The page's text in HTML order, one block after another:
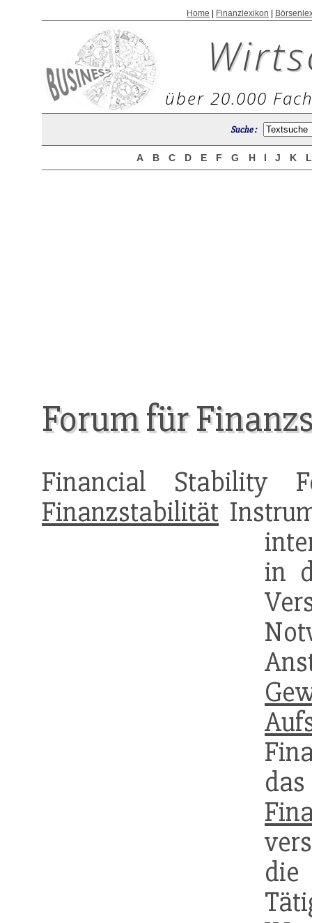
Home Finanzlexikon
über 20.000
Suche :
A B C D E F G H I J K
Forum für
Financial Stability
Finanzstabilität
in
die